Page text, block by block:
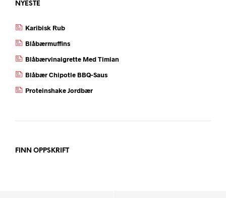
NYESTE
Karibisk Rub
Blåbærmuffins
Blåbærvinaigrette Med Timian
Blåbær Chipotle BBQ-Saus
Proteinshake Jordbær
FINN OPPSKRIFT